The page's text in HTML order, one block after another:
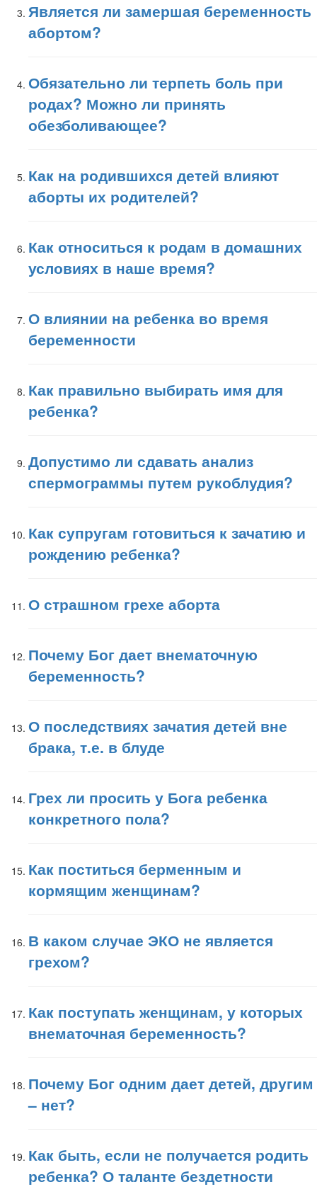
Является ли замершая беременность
абортом?
Обязательно ли терпеть боль при
родах? Можно ли принять
обезболивающее?
Как на родившихся детей влияют
аборты их родителей?
Как относиться к родам в домашних
условиях в наше время?
О влиянии на ребенка во время
беременности
Как правильно выбирать имя для
ребенка?
Допустимо ли сдавать анализ
спермограммы путем рукоблудия?
Как супругам готовиться к зачатию и
рождению ребенка?
О страшном грехе аборта
Почему Бог дает внематочную
беременность?
О последствиях зачатия детей вне
брака, т.е. в блуде
Грех ли просить у Бога ребенка
конкретного пола?
Как поститься берменным и
кормящим женщинам?
В каком случае ЭКО не является
грехом?
Как поступать женщинам, у которых
внематочная беременность?
Почему Бог одним дает детей, другим
– нет?
Как быть, если не получается родить
ребенка? О таланте бездетности